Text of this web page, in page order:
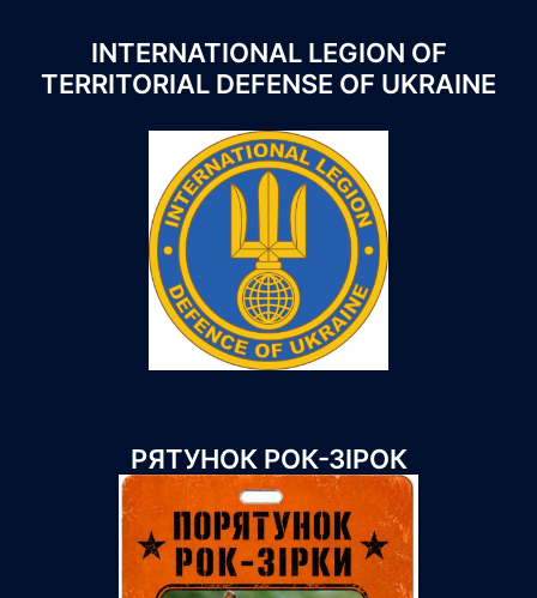
INTERNATIONAL LEGION OF
TERRITORIAL DEFENSE OF UKRAINE
РЯТУНОК РОК-ЗІРОК